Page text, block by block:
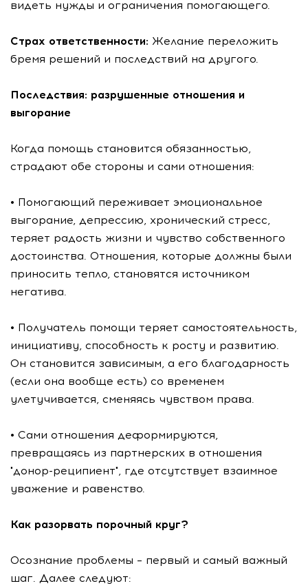
видеть нужды и ограничения помогающего.
Страх ответственности: Желание переложить
бремя решений и последствий на другого.
Последствия: разрушенные отношения и
выгорание
Когда помощь становится обязанностью,
страдают обе стороны и сами отношения:
• Помогающий переживает эмоциональное
выгорание, депрессию, хронический стресс,
теряет радость жизни и чувство собственного
достоинства. Отношения, которые должны были
приносить тепло, становятся источником
негатива.
• Получатель помощи теряет самостоятельность,
инициативу, способность к росту и развитию.
Он становится зависимым, а его благодарность
(если она вообще есть) со временем
улетучивается, сменяясь чувством права.
• Сами отношения деформируются,
превращаясь из партнерских в отношения
"донор-реципиент", где отсутствует взаимное
уважение и равенство.
Как разорвать порочный круг?
Осознание проблемы – первый и самый важный
шаг. Далее следуют: